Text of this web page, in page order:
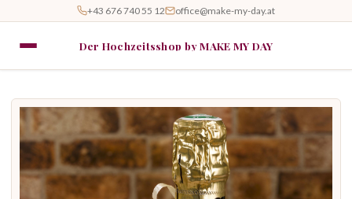
+43 676 740 55 12 office@make-my-day.at
Der Hochzeitsshop by MAKE MY DAY